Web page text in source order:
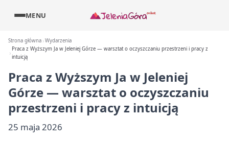
MENU
Strona główna Wydarzenia
Praca z Wyższym Ja w Jeleniej Górze — warsztat o oczyszczaniu przestrzeni i pracy z
intuicją
Praca z Wyższym Ja w Jeleniej
Górze — warsztat o oczyszczaniu
przestrzeni i pracy z intuicją
25 maja 2026